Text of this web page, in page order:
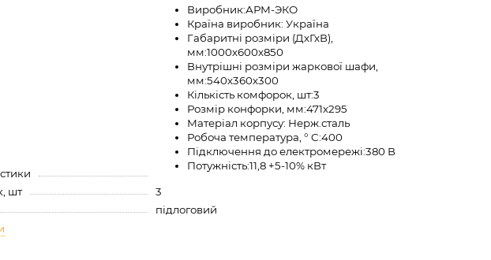
Виробник:АРМ-ЭКО
Країна виробник: Україна
Габаритні розміри (ДхГхВ),
мм:1000х600х850
Внутрішні розміри жаркової шафи,
мм:540х360х300
Кількість комфорок, шт:3
Розмір конфорки, мм:471х295
Матеріал корпусу: Нерж.сталь
Робоча температура, ° C:400
Підключення до електромережі:380 В
Потужність:11,8 +5-10% кВт
шт
3
підлоговий